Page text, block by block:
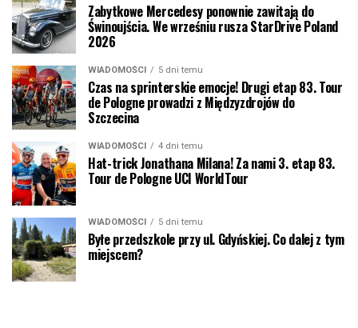
Zabytkowe Mercedesy ponownie zawitają do
Świnoujścia. We wrześniu rusza StarDrive Poland
2026
WIADOMOŚCI 5 dni temu
Czas na sprinterskie emocje! Drugi etap 83. Tour
de Pologne prowadzi z Międzyzdrojów do
Szczecina
WIADOMOŚCI 4 dni temu
Hat-trick Jonathana Milana! Za nami 3. etap 83.
Tour de Pologne UCI WorldTour
WIADOMOŚCI 5 dni temu
Byłe przedszkole przy ul. Gdyńskiej. Co dalej z tym
miejscem?